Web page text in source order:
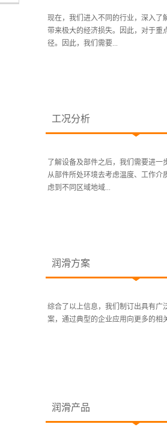
现在，我们进入不同的行业，深入了
带来极大的经济损失。因此，对于
径。因此，我们需要...
工况分析
了解设备及部件之后，我们需要进
从部件所处环境去考虑温度、工作
虑到不同区域地域...
润滑方案
综合了以上信息，我们制订出具有广
案，通过典型的企业应用向更多的相
润滑产品